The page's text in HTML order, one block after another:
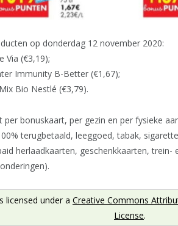
op donderdag 12 november 2020:
Via (€3,19);
Immunity B-Better (€1,67);
Bio Nestlé (€3,79).
per bonuskaart, per gezin en per fysieke
terugbetaald, leeggoed, tabak,
herlaadkaarten, geschenkkaarten, trein-
licensed under a Creative Commons
License.